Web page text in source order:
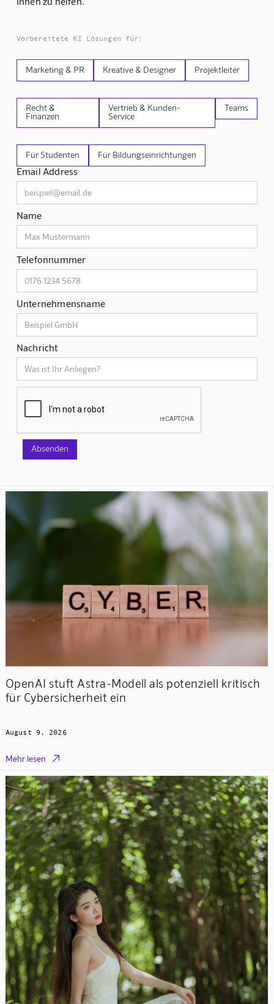
Vorbereitete KI Lösungen für:
Marketing & PR Kreative & Designer Projektleiter
Recht &
Finanzen
Vertrieb & Kunden-
Service
Teams
Für Studenten Für Bildungseinrichtungen
Email Address
Name
Telefonnummer
Unternehmensname
Nachricht
OpenAI stuft Astra-Modell als potenziell kritisch
für Cybersicherheit ein
August 9, 2026
Mehr lesen 